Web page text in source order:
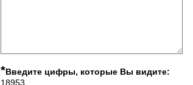
*Введите цифры, которые Вы видите:
18953